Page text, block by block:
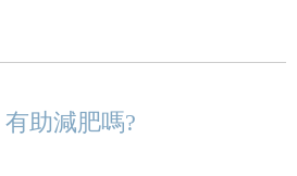
助減肥嗎?